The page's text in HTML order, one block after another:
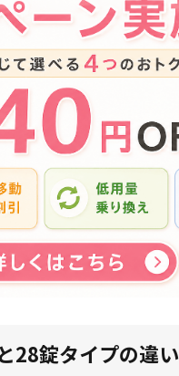
28錠タイプの違い